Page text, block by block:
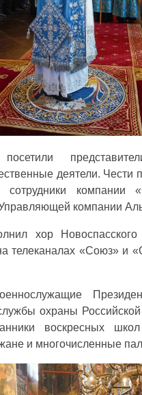
деятели. Чести
сотрудники
компании
хор
телеканалах «Союз» и
охраны
воскресных
и многочисленные